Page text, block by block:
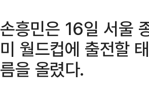
손흥민은 16일 서울
미 월드컵에 출전할
름을 올렸다.